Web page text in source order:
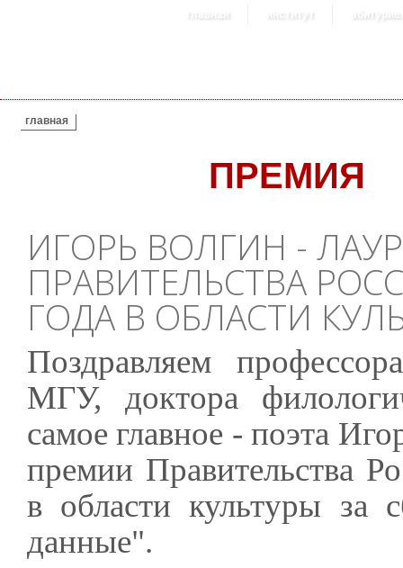
главная институт
ВЫ ЗДЕСЬ
главная
ПРЕМИЯ
ИГОРЬ ВОЛГИН -
ПРАВИТЕЛЬСТВА
ГОДА В ОБЛАСТИ
Поздравляем
МГУ, доктора
самое главное - поэта
премии Правительства
в области культуры за
данные".